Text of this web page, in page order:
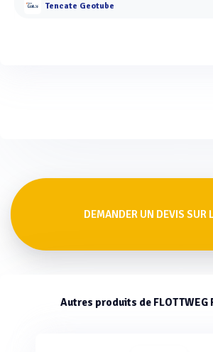
Tencate Geotube
DEMANDER UN DEVIS SUR
Autres produits de FLOTTWEG